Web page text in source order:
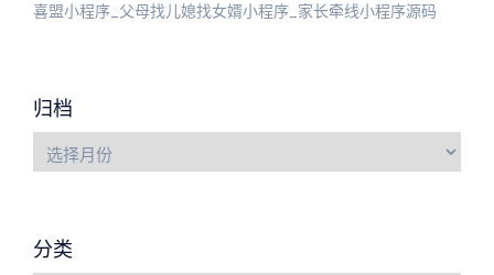
喜盟小程序_父母找儿媳找女婿小程序_家长牵线小程序源码
归档
分类